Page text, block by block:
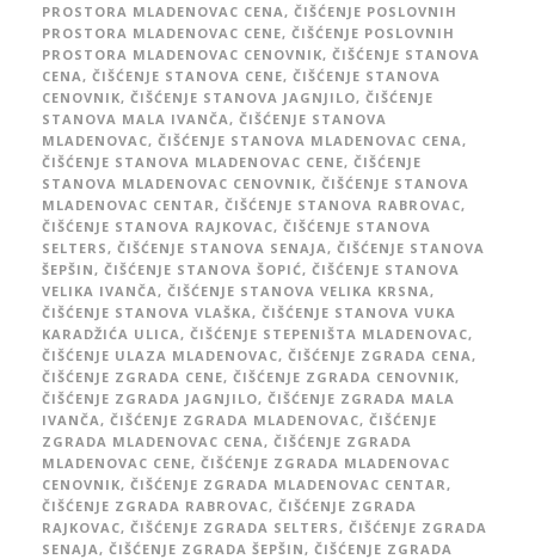
PROSTORA MLADENOVAC CENA , ČIŠĆENJE POSLOVNIH
PROSTORA MLADENOVAC CENE, ČIŠĆENJE POSLOVNIH
PROSTORA MLADENOVAC CENOVNIK, ČIŠĆENJE STANOVA
CENA , ČIŠĆENJE STANOVA CENE, ČIŠĆENJE STANOVA
CENOVNIK, ČIŠĆENJE STANOVA JAGNJILO, ČIŠĆENJE
STANOVA MALA IVANČA , ČIŠĆENJE STANOVA
MLADENOVAC, ČIŠĆENJE STANOVA MLADENOVAC CENA ,
ČIŠĆENJE STANOVA MLADENOVAC CENE, ČIŠĆENJE
STANOVA MLADENOVAC CENOVNIK, ČIŠĆENJE STANOVA
MLADENOVAC CENTAR , ČIŠĆENJE STANOVA RABROVAC,
ČIŠĆENJE STANOVA RAJKOVAC, ČIŠĆENJE STANOVA
SELTERS , ČIŠĆENJE STANOVA SENAJA , ČIŠĆENJE STANOVA
ŠEPŠIN , ČIŠĆENJE STANOVA ŠOPIĆ, ČIŠĆENJE STANOVA
VELIKA IVANČA , ČIŠĆENJE STANOVA VELIKA KRSNA ,
ČIŠĆENJE STANOVA VLAŠKA , ČIŠĆENJE STANOVA VUKA
KARADŽIĆA ULICA , ČIŠĆENJE STEPENIŠTA MLADENOVAC,
ČIŠĆENJE ULAZA MLADENOVAC, ČIŠĆENJE ZGRADA CENA ,
ČIŠĆENJE ZGRADA CENE, ČIŠĆENJE ZGRADA CENOVNIK,
ČIŠĆENJE ZGRADA JAGNJILO, ČIŠĆENJE ZGRADA MALA
IVANČA , ČIŠĆENJE ZGRADA MLADENOVAC, ČIŠĆENJE
ZGRADA MLADENOVAC CENA , ČIŠĆENJE ZGRADA
MLADENOVAC CENE, ČIŠĆENJE ZGRADA MLADENOVAC
CENOVNIK, ČIŠĆENJE ZGRADA MLADENOVAC CENTAR ,
ČIŠĆENJE ZGRADA RABROVAC, ČIŠĆENJE ZGRADA
RAJKOVAC, ČIŠĆENJE ZGRADA SELTERS , ČIŠĆENJE ZGRADA
SENAJA , ČIŠĆENJE ZGRADA ŠEPŠIN , ČIŠĆENJE ZGRADA